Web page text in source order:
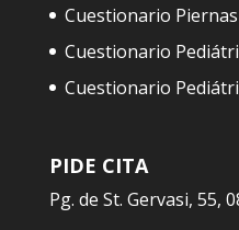
Cuestionario
Cuestionario
Cuestionario
PIDE CITA
Pg. de St. Gervasi, 55,